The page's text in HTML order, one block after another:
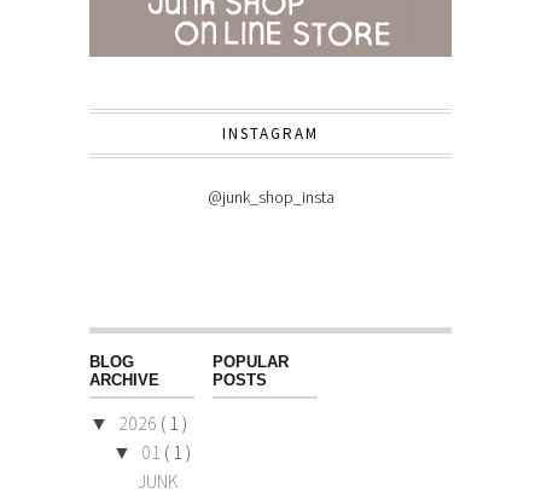
INSTAGRAM
@junk_shop_insta
BLOG
ARCHIVE
▼ 2026 ( 1 )
▼ 01 ( 1 )
JUNK
POPULAR
POSTS